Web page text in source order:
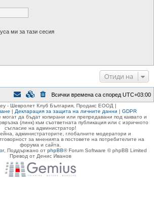
ми за тази сесия
Отиди на
Всички времена са според UTC+03:00
- Шевролет Клуб България, Продакс ЕООД |
| Декларация за защита на личните данни | GDPR
могат да бъдат копирани или препредавани под каквато и
(линк) към съответната публикация или с изричното
съгласие на администратор!
администраторите, глобалните модератори и
за мненията в постовете на потребителите на
форума и сайта.
, Поддържано от phpBB® Forum Software © phpBB Limited
Превод от Денис Иванов